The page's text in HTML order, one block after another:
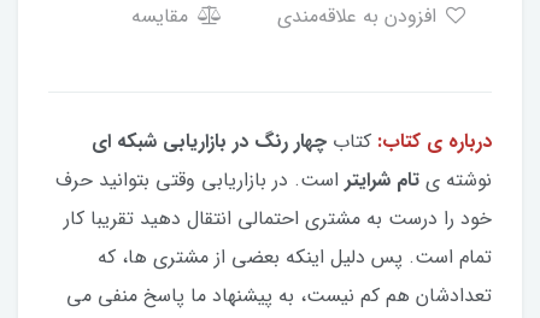
مقایسه
درباره ی کتاب: کتاب چهار رنگ در بازاریابی شبکه ای
نوشته ی تام شرایتر است. در بازاریابی وقتی بتوانید حرف
خود را درست به مشتری احتمالی انتقال دهید تقریبا کار
تمام است. پس دلیل اینکه بعضی از مشتری ها، که
تعدادشان هم کم نیست، به پیشنهاد ما پاسخ منفی می